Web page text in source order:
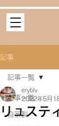
記事
記事一覧
自家製
記事一覧
リュステ
eryblv
2022年5月